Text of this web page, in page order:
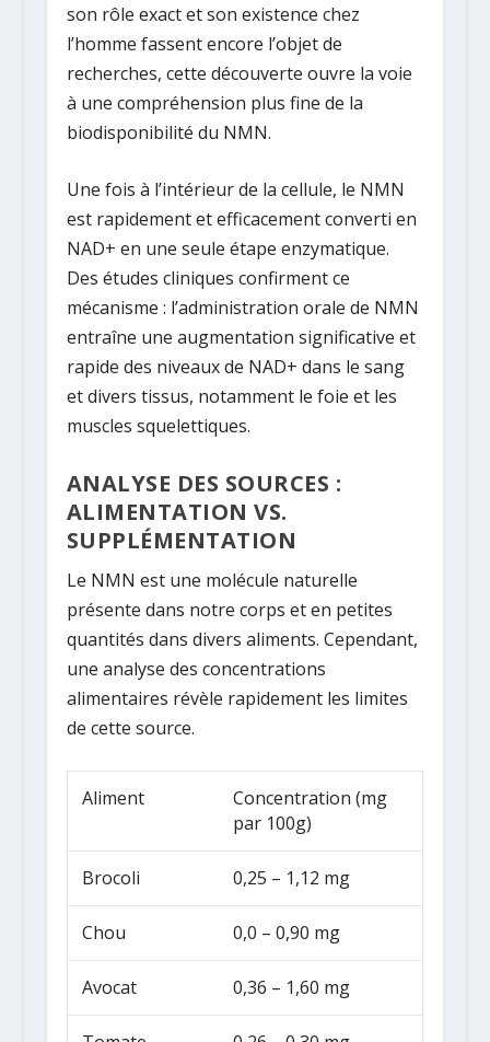
son rôle exact et son existence chez
l’homme fassent encore l’objet de
recherches, cette découverte ouvre la voie
à une compréhension plus fine de la
biodisponibilité du NMN.
Une fois à l’intérieur de la cellule, le NMN
est rapidement et efficacement converti en
NAD+ en une seule étape enzymatique.
Des études cliniques confirment ce
mécanisme : l’administration orale de NMN
entraîne une augmentation significative et
rapide des niveaux de NAD+ dans le sang
et divers tissus, notamment le foie et les
muscles squelettiques.
ANALYSE DES SOURCES :
ALIMENTATION VS.
SUPPLÉMENTATION
Le NMN est une molécule naturelle
présente dans notre corps et en petites
quantités dans divers aliments. Cependant,
une analyse des concentrations
alimentaires révèle rapidement les limites
de cette source.
Aliment
Concentration (mg
par 100g)
Brocoli 0,25 – 1,12 mg
Chou 0,0 – 0,90 mg
Avocat 0,36 – 1,60 mg